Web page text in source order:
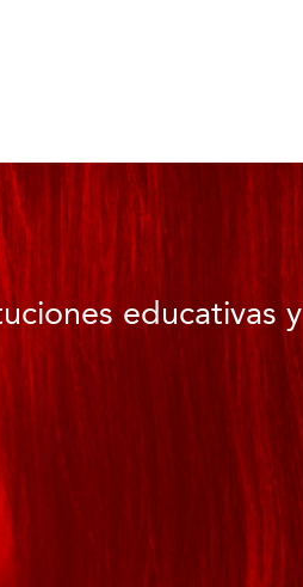
educativas y